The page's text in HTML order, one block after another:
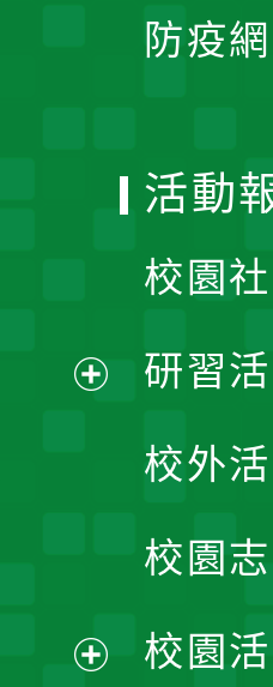
防疫
單
活動
校園
研習
校外
校園
校園